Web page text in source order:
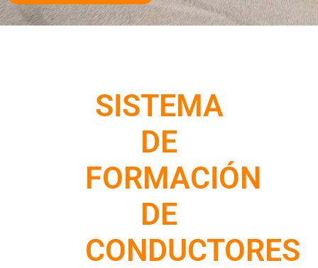
SISTEMA
DE
FORMACIÓN
DE
CONDUCTORES